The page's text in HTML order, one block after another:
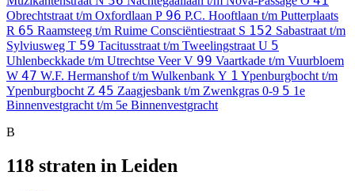
Obrechtstraat t/m Oxfordlaan P 96 P.C. Hooftlaan t/m Putterplaats
R 65 Raamsteeg t/m Ruime Consciëntiestraat S 152 Sabastraat t/m
Sylviusweg T 59 Tacitusstraat t/m Tweelingstraat U 5
Uhlenbeckkade t/m Utrechtse VeerV 99 Vaartkade t/m Vuurbloem
W 47 W.F. Hermanshof t/m Wulkenbank Y 1 Ypenburgbocht t/m
Ypenburgbocht Z 45 Zaagjesbank t/m Zwenkgras 0-9 5 1e
Binnenvestgracht t/m 5e Binnenvestgracht
B
118 straten in Leiden